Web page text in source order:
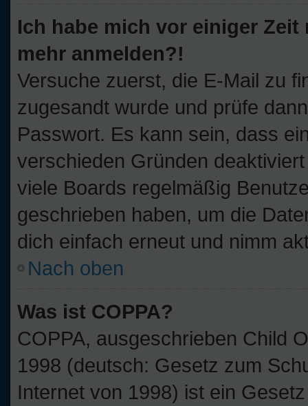
Ich habe mich vor einiger
mehr anmelden?!
Versuche zuerst, die E-Mail zu
zugesandt wurde und prüfe
Passwort. Es kann sein, dass
verschieden Gründen
viele Boards regelmäßig
geschrieben haben, um die
dich einfach erneut und nimm
Nach oben
Was ist COPPA?
COPPA, ausgeschrieben Child
1998 (deutsch: Gesetz zum
Internet von 1998) ist ein